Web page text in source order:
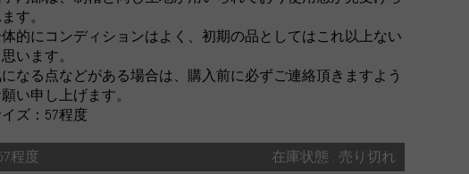
す。
的にコンディションはよく、初期の品としてはこれ以上ない
います。
なる点などがある場合は、購入前に必ずご連絡頂きますよう
い申し上げます。
ズ：57程度
程度 在庫状態 : 売り切れ